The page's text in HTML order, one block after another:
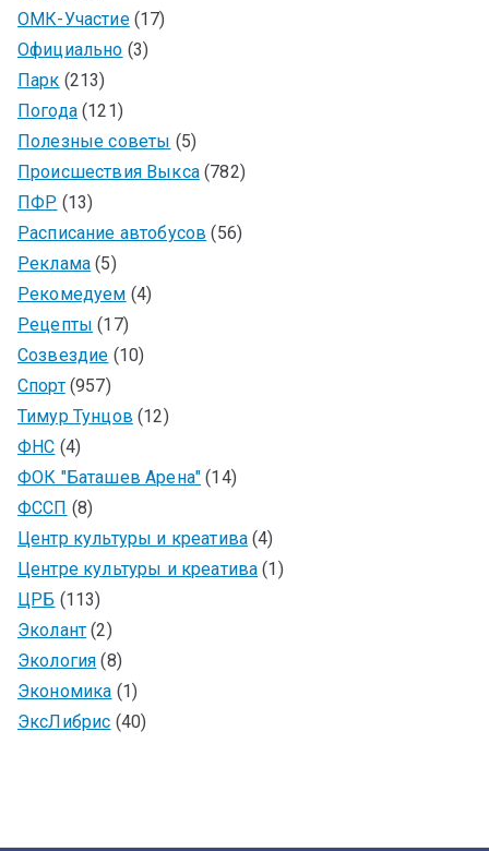
ОМК-Участие(17)
Официально (3)
Парк (213)
Погода(121)
Полезные советы (5)
Происшествия Выкса(782)
ПФР (13)
Расписание автобусов (56)
Реклама (5)
Рекомедуем (4)
Рецепты (17)
Созвездие (10)
Спорт(957)
Тимур Тунцов (12)
ФНС (4)
ФОК "Баташев Арена" (14)
ФССП (8)
Центр культуры и креатива (4)
Центре культуры и креатива (1)
ЦРБ (113)
Эколант (2)
Экология (8)
Экономика (1)
ЭксЛибрис (40)